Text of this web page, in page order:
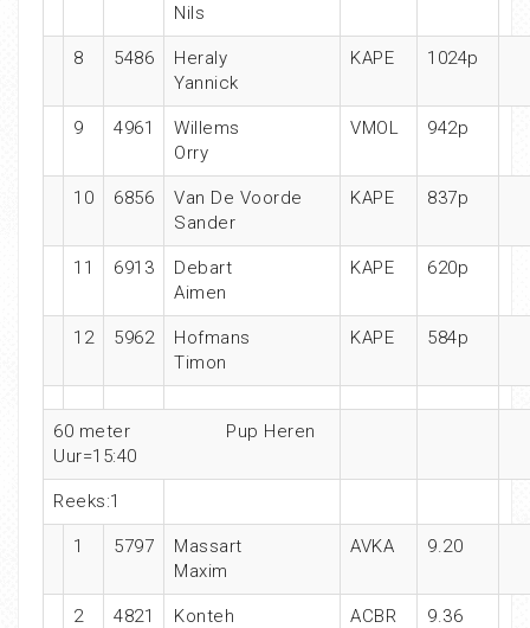
Nils
8 5486
Heraly
Yannick
KAPE 1024p
9 4961
Willems
Orry
VMOL 942p
10 6856
Van De Voorde
Sander
KAPE 837p
11 6913
Debart
Aimen
KAPE 620p
12 5962
Hofmans
Timon
KAPE 584p
60 meter
Pup Heren
Uur=15:40
Reeks:1
1 5797
Massart
Maxim
AVKA 9.20
2 4821
Konteh
ACBR 9.36